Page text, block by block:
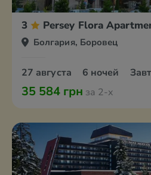
3 Persey Flora
Болгария, Боровец
27 августа 6 ночей
35 584 грн за 2-х